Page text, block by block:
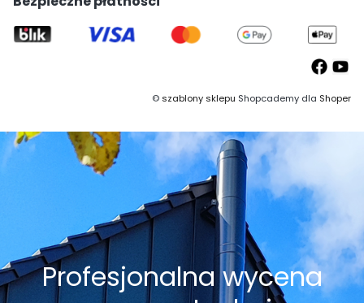
©szablony sklepu Shopcademy dla Shoper
Profesjonalna wycena